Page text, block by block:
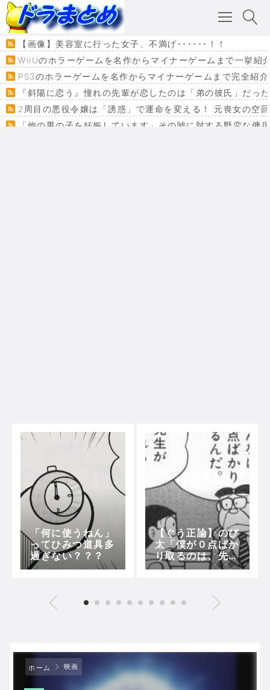
【画像】美容室に行った女子、不満げ･･････！！
WiiUのホラーゲームを名作からマイナーゲームまで一挙紹
PS3のホラーゲームを名作からマイナーゲームまで完全紹
『斜陽に恋う』憧れの先輩が恋したのは「弟の彼氏」だっ
2周目の悪役令嬢は「誘惑」で運命を変える！ 元喪女の空
「他の男の子を妊娠しています」その嘘に対する野蛮な
「何に使うねん」
ってひみつ道具多
過ぎない？？？
【ぐう正論】のび
太「僕が０点ばか
り取るのは、先生
が下さるからで
ホーム 映画